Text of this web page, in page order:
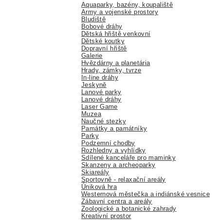
Aquaparky, bazény, koupaliště
Army a vojenské prostory
Bludiště
Bobové dráhy
Dětská hřiště venkovní
Dětské koutky
Dopravní hřiště
Galerie
Hvězdárny a planetária
Hrady, zámky, tvrze
In-line dráhy
Jeskyně
Lanové parky
Lanové dráhy
Laser Game
Muzea
Naučné stezky
Památky a památníky
Parky
Podzemní chodby
Rozhledny a vyhlídky
Sdílené kanceláře pro maminky
Skanzeny a archeoparky
Skiareály
Sportovně - relaxační areály
Úniková hra
Westernová městečka a indiánské vesnice
Zábavní centra a areály
Zoologické a botanické zahrady
Kreativní prostor